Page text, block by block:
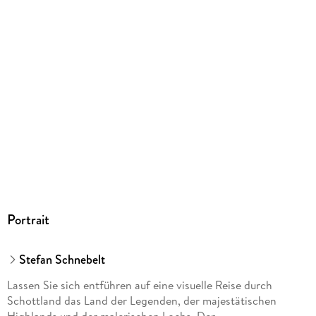
Portrait
Stefan Schnebelt
Lassen Sie sich entführen auf eine visuelle Reise durch
Schottland das Land der Legenden, der majestätischen